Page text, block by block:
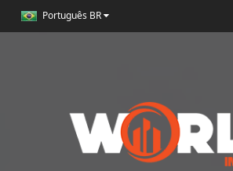
Português BR